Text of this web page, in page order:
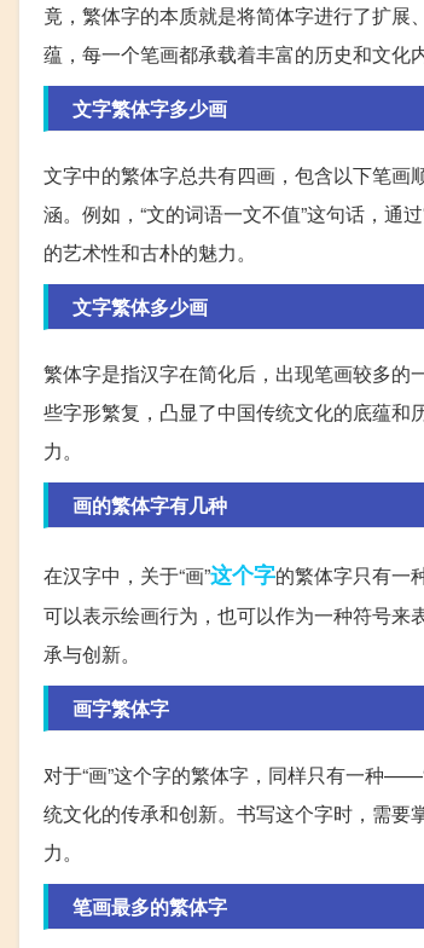
竟，繁体字的本质就是将简体字进行了扩
蕴，每一个笔画都承载着丰富的历史和文化内
文字繁体字多少画
文字中的繁体字总共有四画，包含以下笔画
涵。例如，“文的词语一文不值”这句话，通
的艺术性和古朴的魅力。
文字繁体多少画
繁体字是指汉字在简化后，出现笔画较多
些字形繁复，凸显了中国传统文化的底蕴
力。
画的繁体字有几种
在汉字中，关于“画”这个字的繁体字只有一
可以表示绘画行为，也可以作为一种符号
承与创新。
画字繁体字
对于“画”这个字的繁体字，同样只有一种
统文化的传承和创新。书写这个字时，需要
力。
笔画最多的繁体字